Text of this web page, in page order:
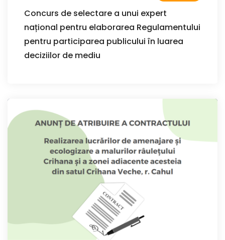
Concurs de selectare a unui expert
național pentru elaborarea Regulamentului
pentru participarea publicului în luarea
deciziilor de mediu